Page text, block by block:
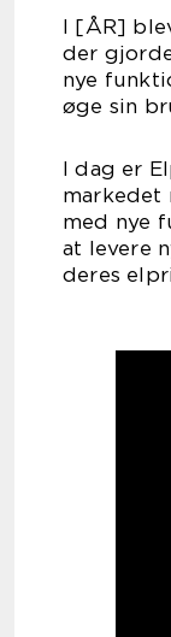
I [ÅR]
der
nye
øge sin
I dag er
markedet
med nye
at levere
deres